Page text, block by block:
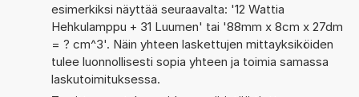
esimerkiksi näyttää seuraavalta: '12 Wattia
Hehkulamppu + 31 Luumen' tai '88mm x 8cm x 27dm
= ? cm^3'. Näin yhteen laskettujen mittayksiköiden
tulee luonnollisesti sopia yhteen ja toimia samassa
laskutoimituksessa.